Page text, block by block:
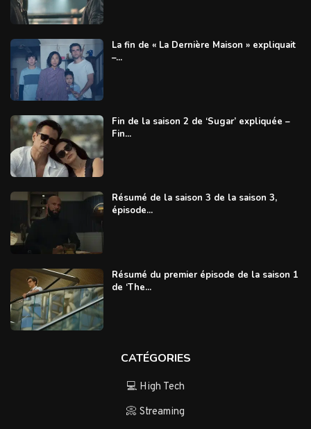
La fin de « La Dernière Maison » expliquait
–...
Fin de la saison 2 de ‘Sugar’ expliquée –
Fin...
Résumé de la saison 3 de la saison 3,
épisode...
Résumé du premier épisode de la saison 1
de ‘The...
CATÉGORIES
💻 High Tech
📀 Streaming